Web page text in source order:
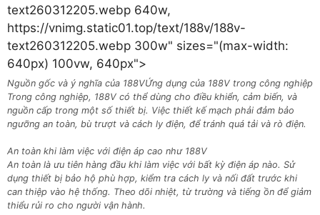
text260312205.webp 640w,
https://vnimg.static01.top/text/188v/188v-
text260312205.webp 300w" sizes="(max-width:
640px) 100vw, 640px">
Nguồn gốc và ý nghĩa của 188VỨng dụng của 188V trong công nghiệp
Trong công nghiệp, 188V có thể dùng cho điều khiển, cảm biến, và
nguồn cấp trong một số thiết bị. Việc thiết kế mạch phải đảm bảo
ngưỡng an toàn, bù trượt và cách ly điện, để tránh quá tải và rò điện.
An toàn khi làm việc với điện áp cao như 188V
An toàn là ưu tiên hàng đầu khi làm việc với bất kỳ điện áp nào. Sử
dụng thiết bị bảo hộ phù hợp, kiểm tra cách ly và nối đất trước khi
can thiệp vào hệ thống. Theo dõi nhiệt, từ trường và tiếng ồn để giảm
thiểu rủi ro cho người vận hành.